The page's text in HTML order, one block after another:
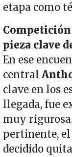
etapa como
pieza clave
En ese
central
clave en los
llegada, fue
muy
pertinente,
decidido